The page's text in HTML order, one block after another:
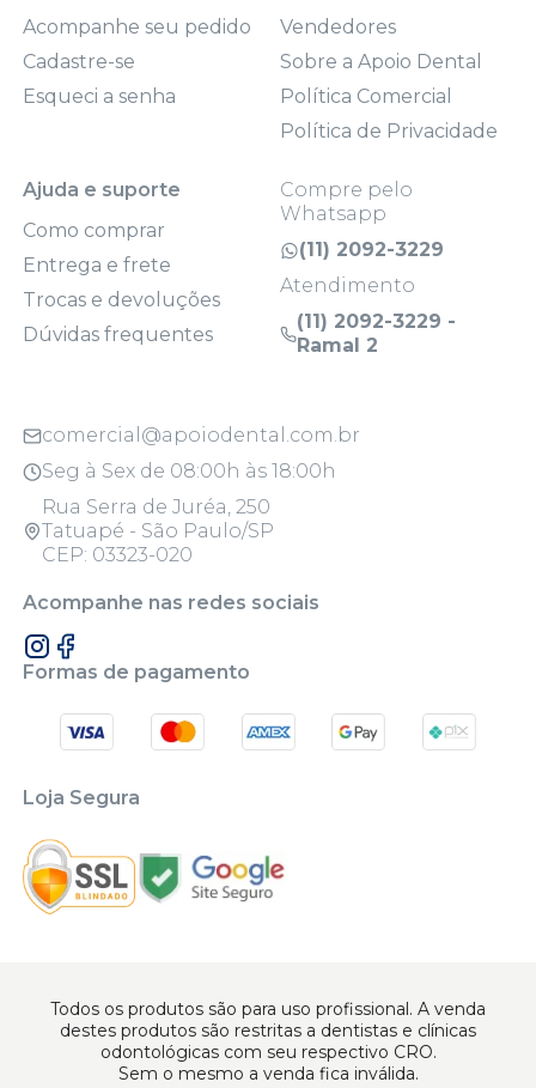
Acompanhe seu pedido
Cadastre-se
Esqueci a senha
Vendedores
Sobre a Apoio Dental
Política Comercial
Política de Privacidade
Ajuda e suporte
Como comprar
Entrega e frete
Trocas e devoluções
Dúvidas frequentes
Compre pelo
Whatsapp
(11) 2092-3229
Atendimento
(11) 2092-3229 -
Ramal 2
comercial@apoiodental.com.br
Seg à Sex de 08:00h às 18:00h
Rua Serra de Juréa, 250
Tatuapé - São Paulo/SP
CEP: 03323-020
Acompanhe nas redes sociais
Formas de pagamento
Loja Segura
Todos os produtos são para uso profissional. A venda
destes produtos são restritas a dentistas e clínicas
odontológicas com seu respectivo CRO.
Sem o mesmo a venda fica inválida.